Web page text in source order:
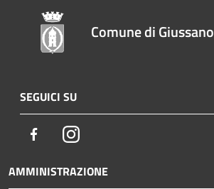
Comune di Giussano
SEGUICI SU
FacebookInstagram
AMMINISTRAZIONE